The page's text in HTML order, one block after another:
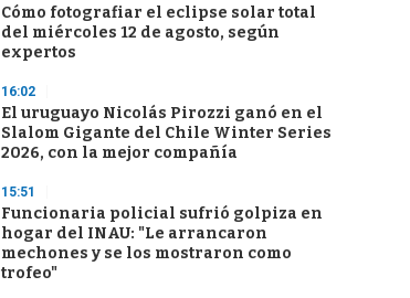
Cómo fotografiar el eclipse solar total
del miércoles 12 de agosto, según
expertos
16:02
El uruguayo Nicolás Pirozzi ganó en el
Slalom Gigante del Chile Winter Series
2026, con la mejor compañía
15:51
Funcionaria policial sufrió golpiza en
hogar del INAU: "Le arrancaron
mechones y se los mostraron como
trofeo"